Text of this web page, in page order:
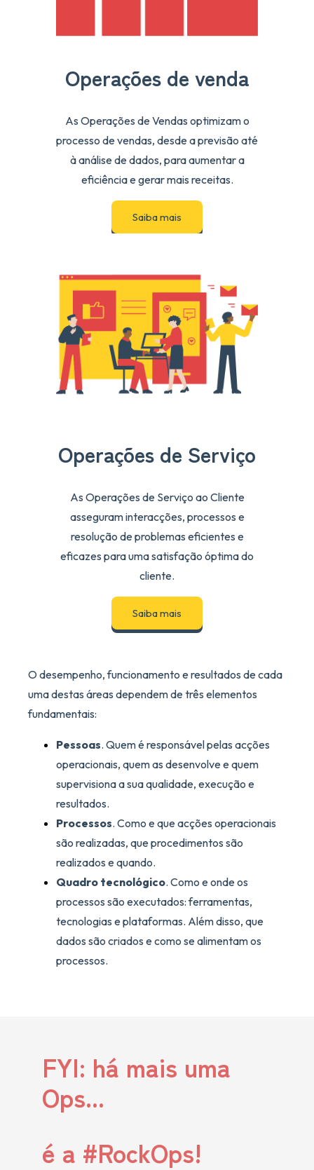
Operações de venda
As Operações de Vendas optimizam o
processo de vendas, desde a previsão até
à análise de dados, para aumentar a
eficiência e gerar mais receitas.
Saiba mais
Operações de Serviço
As Operações de Serviço ao Cliente
asseguram interacções, processos e
resolução de problemas eficientes e
eficazes para uma satisfação óptima do
cliente.
Saiba mais
O desempenho, funcionamento e resultados de cada
uma destas áreas dependem de três elementos
fundamentais:
Pessoas. Quem é responsável pelas acções
operacionais, quem as desenvolve e quem
supervisiona a sua qualidade, execução e
resultados.
Processos. Como e que acções operacionais
são realizadas, que procedimentos são
realizados e quando.
Quadro tecnológico. Como e onde os
processos são executados: ferramentas,
tecnologias e plataformas. Além disso, que
dados são criados e como se alimentam os
processos.
FYI: há mais uma
Ops...
é a #RockOps!